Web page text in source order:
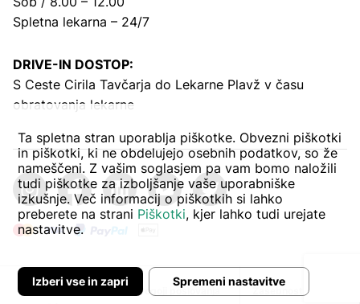
Spletna lekarna – 24/7
DRIVE-IN DOSTOP:
S Ceste Cirila Tavčarja do Lekarne Plavž v času
obratovanja lekarne
Avtor: Pogoji poslovanja Zasebnost in piškoti
Ta spletna stran uporablja piškotke. Obvezni piškotki
in piškotki, ki ne obdelujejo osebnih podatkov, so že
nameščeni. Z vašim soglasjem pa vam bomo naložili
tudi piškotke za izboljšanje vaše uporabniške
izkušnje. Več informacij o piškotkih si lahko
preberete na strani Piškotki, kjer lahko tudi urejate
nastavitve.
Spremeni nastavitve
Izberi vse in zapri